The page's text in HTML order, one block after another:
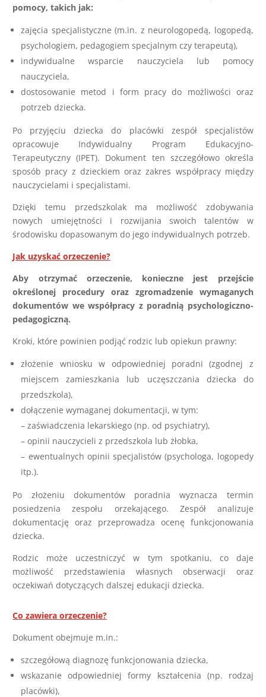
pomocy, takich jak:
zajęcia specjalistyczne (m.in. z neurologopedą, logopedą,
psychologiem, pedagogiem specjalnym czy terapeutą),
indywidualne wsparcie nauczyciela lub pomocy
nauczyciela,
dostosowanie metod i form pracy do możliwości oraz
potrzeb dziecka.
Po przyjęciu dziecka do placówki zespół specjalistów
opracowuje Indywidualny Program Edukacyjno-
Terapeutyczny (IPET). Dokument ten szczegółowo określa
sposób pracy z dzieckiem oraz zakres współpracy między
nauczycielami i specjalistami.
Dzięki temu przedszkolak ma możliwość zdobywania
nowych umiejętności i rozwijania swoich talentów w
środowisku dopasowanym do jego indywidualnych potrzeb.
Jak uzyskać orzeczenie?
Aby otrzymać orzeczenie, konieczne jest przejście
określonej procedury oraz zgromadzenie wymaganych
dokumentów we współpracy z poradnią psychologiczno-
pedagogiczną.
Kroki, które powinien podjąć rodzic lub opiekun prawny:
złożenie wniosku w odpowiedniej poradni (zgodnej z
miejscem zamieszkania lub uczęszczania dziecka do
przedszkola),
dołączenie wymaganej dokumentacji, w tym:
– zaświadczenia lekarskiego (np. od psychiatry),
– opinii nauczycieli z przedszkola lub żłobka,
– ewentualnych opinii specjalistów (psychologa, logopedy
itp.).
Po złożeniu dokumentów poradnia wyznacza termin
posiedzenia zespołu orzekającego. Zespół analizuje
dokumentację oraz przeprowadza ocenę funkcjonowania
dziecka.
Rodzic może uczestniczyć w tym spotkaniu, co daje
możliwość przedstawienia własnych obserwacji oraz
oczekiwań dotyczących dalszej edukacji dziecka.
Co zawiera orzeczenie?
Dokument obejmuje m.in.:
szczegółową diagnozę funkcjonowania dziecka,
wskazanie odpowiedniej formy kształcenia (np. rodzaj
placówki),